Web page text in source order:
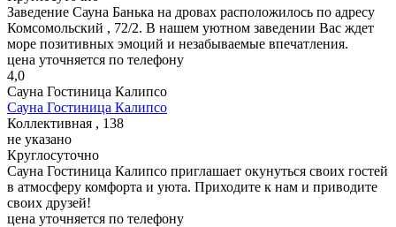
Заведение Сауна Банька на дровах расположилось по адресу
Комсомольский , 72/2. В нашем уютном заведении Вас ждет
море позитивных эмоций и незабываемые впечатления.
цена уточняется по телефону
4,0
Сауна Гостиница Калипсо
Сауна Гостиница Калипсо
Коллективная , 138
не указано
Круглосуточно
Сауна Гостиница Калипсо приглашает окунуться своих гостей
в атмосферу комфорта и уюта. Приходите к нам и приводите
своих друзей!
цена уточняется по телефону